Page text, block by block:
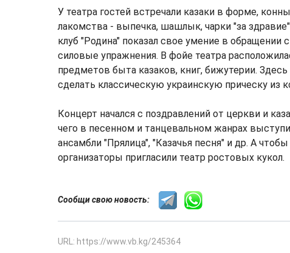
У театра гостей встречали казаки в форме,
лакомства - выпечка, шашлык, чарки "за
клуб "Родина" показал свое умение в обращении
силовые упражнения. В фойе театра
предметов быта казаков, книг, бижутерии.
сделать классическую украинскую прическу из
Концерт начался с поздравлений от церкви и
чего в песенном и танцевальном жанрах
ансамбли "Прялица", "Казачья песня" и др. А
организаторы пригласили театр ростовых кукол.
Сообщи свою новость:
URL: https://www.vb.kg/245364